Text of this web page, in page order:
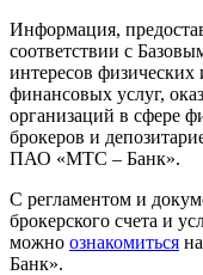
Информация,
соответствии с
интересов
финансовых услуг,
организаций в сфере
брокеров и
ПАО «МТС – Банк».
С регламентом и
брокерского счета и
можно ознакомиться
Банк».